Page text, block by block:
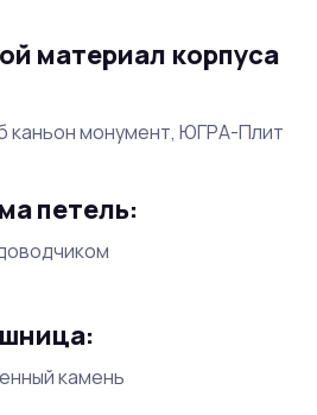
материал корпуса
каньон монумент, ЮГРА-Плит
петель:
камень